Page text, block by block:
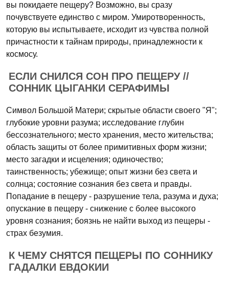
вы покидаете пещеру? Возможно, вы сразу
почувствуете единство с миром. Умиротворенность,
которую вы испытываете, исходит из чувства полной
причастности к тайнам природы, принадлежности к
космосу.
ЕСЛИ СНИЛСЯ СОН ПРО ПЕЩЕРУ //
СОННИК ЦЫГАНКИ СЕРАФИМЫ
Символ Большой Матери; скрытые области своего "Я";
глубокие уровни разума; исследование глубин
бессознательного; место хранения, место жительства;
область защиты от более примитивных форм жизни;
место загадки и исцеления; одиночество;
таинственность; убежище; опыт жизни без света и
солнца; состояние сознания без света и правды.
Попадание в пещеру - разрушение тела, разума и духа;
опускание в пещеру - снижение с более высокого
уровня сознания; боязнь не найти выход из пещеры -
страх безумия.
К ЧЕМУ СНЯТСЯ ПЕЩЕРЫ ПО СОННИКУ
ГАДАЛКИ ЕВДОКИИ